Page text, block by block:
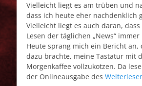
Vielleicht liegt es am trüben und
dass ich heute eher nachdenklich
Vielleicht liegt es auch daran, dass
Lesen der täglichen „News“
Heute sprang mich ein Bericht an,
dazu brachte, meine Tastatur mit
Morgenkaffee vollzukotzen. Da
der Onlineausgabe des